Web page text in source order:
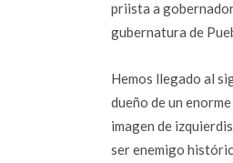
priista a
gubernatura de
Hemos llegado al
dueño de un
imagen de
ser enemigo